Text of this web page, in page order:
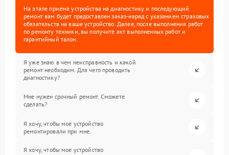
На этапе приема устройства на диагностику и последующий
ремонт вам будет предоставлен заказ-наряд с указанием страховых
обязательств на ваше устройство. Далее, после выполнения работ
по ремонту техники, вы получите акт выполненных работ и
гарантийный талон.
Я уже знаю в чем неисправность и какой
ремонт необходим. Для чего проводить
диагностику?
Мне нужен срочный ремонт. Сможете
сделать?
Я хочу, чтобы мое устройство
ремонтировали при мне.
Я хочу, чтобы мое устройство